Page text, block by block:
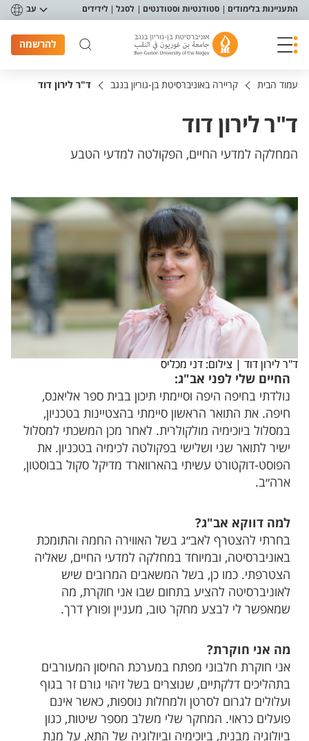
תפריט נגישות
התעניינות בלימודים סטודנטיות וסטודנטים לסגל לידידים עב
להרשמה
עמוד הבית קריירה באוניברסיטת בן-גוריון בנגב ד"ר לירון דוד
ד"ר לירון דוד
המחלקה למדעי החיים, הפקולטה למדעי הטבע
ד"ר לירון דוד | צילום: דני מכליס
החיים שלי לפני אב"ג:
נולדתי בחיפה היפה וסיימתי תיכון בבית ספר אליאנס,
חיפה. את התואר הראשון סיימתי בהצטיינות בטכניון,
במסלול ביוכימיה מולקולרית. לאחר מכן המשכתי למסלול
ישיר לתואר שני ושלישי בפקולטה לכימיה בטכניון. את
הפוסט-דוקטורט עשיתי בהארווארד מדיקל סקול בבוסטון,
ארה״ב.
למה דווקא אב"ג?
בחרתי להצטרף לאב״ג בשל האווירה החמה והתומכת
באוניברסיטה, ובמיוחד במחלקה למדעי החיים, שאליה
הצטרפתי. כמו כן, בשל המשאבים המרובים שיש
לאוניברסיטה להציע בתחום שבו אני חוקרת, מה
שמאפשר לי לבצע מחקר טוב, מעניין ופורץ דרך.
מה אני חוקרת?
אני חוקרת חלבוני מפתח במערכת החיסון המעורבים
בתהליכים דלקתיים, שנוצרים בשל זיהוי גורם זר בגוף
ועלולים לגרום לסרטן ולמחלות נוספות, כאשר אינם
פועלים כראוי. המחקר שלי משלב מספר שיטות, כגון
ביולוגיה מבנית, ביוכימיה וביולוגיה של התא, על מנת